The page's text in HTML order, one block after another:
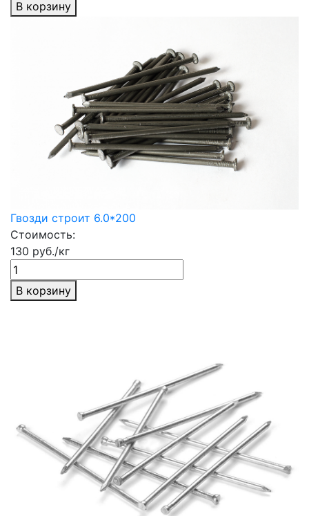
В корзину
Гвозди строит 6.0*200
Стоимость:
130 руб./кг
В корзину